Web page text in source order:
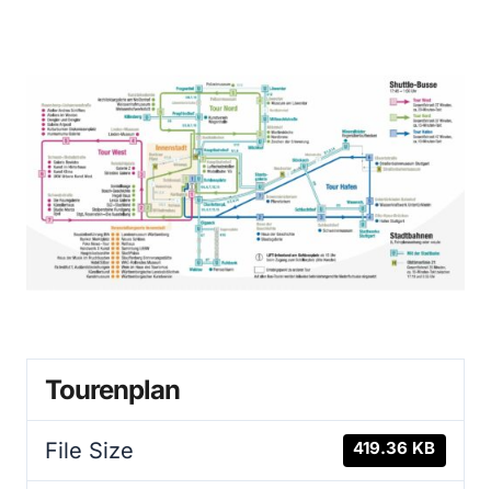
Tourenplan
File Size 419.36 KB